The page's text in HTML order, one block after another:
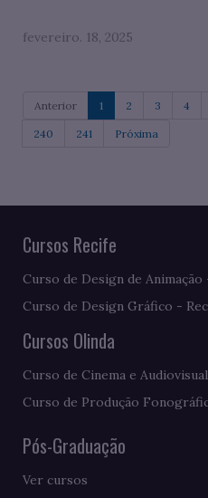
fevereiro. 18, 2025
Anterior 1 2 3 4
240 241 Próxima
Cursos Recife
Curso de Design de Animação
Curso de Design Gráfico -
Cursos Olinda
Curso de Cinema e
Curso de Produção
Pós-Graduação
Ver cursos